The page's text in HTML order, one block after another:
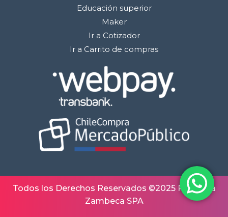
Educación superior
Maker
Ir a Cotizador
Ir a Carrito de compras
Todos los Derechos Reservados ©2025 Robótica
Zambeca SPA